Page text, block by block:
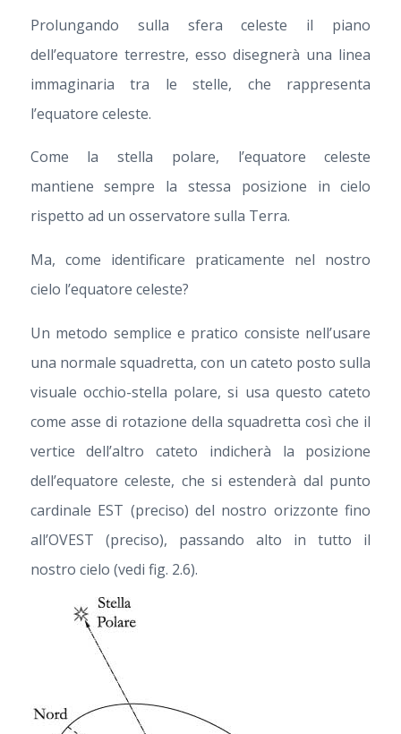
Prolungando sulla sfera celeste il piano
dell’equatore terrestre, esso disegnerà una linea
immaginaria tra le stelle, che rappresenta
l’equatore celeste.
Come la stella polare, l’equatore celeste
mantiene sempre la stessa posizione in cielo
rispetto ad un osservatore sulla Terra.
Ma, come identificare praticamente nel nostro
cielo l’equatore celeste?
Un metodo semplice e pratico consiste nell’usare
una normale squadretta, con un cateto posto sulla
visuale occhio-stella polare, si usa questo cateto
come asse di rotazione della squadretta così che il
vertice dell’altro cateto indicherà la posizione
dell’equatore celeste, che si estenderà dal punto
cardinale EST (preciso) del nostro orizzonte fino
all’OVEST (preciso), passando alto in tutto il
nostro cielo (vedi fig. 2.6).